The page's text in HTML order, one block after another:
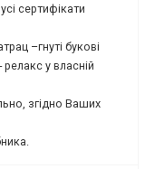
сертифікати
–гнуті букові
у власній
згідно Ваших